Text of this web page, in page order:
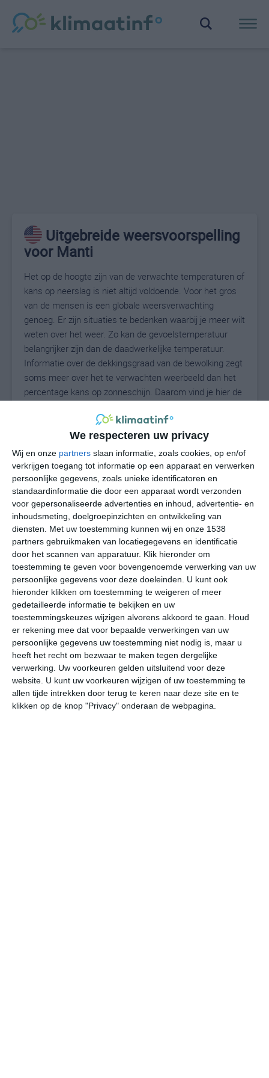
We respecteren uw privacy
Wij en onze partners slaan informatie, zoals cookies, op en/of
verkrijgen toegang tot informatie op een apparaat en verwerken
persoonlijke gegevens, zoals unieke identificatoren en
standaardinformatie die door een apparaat wordt verzonden
voor gepersonaliseerde advertenties en inhoud, advertentie- en
inhoudsmeting, doelgroepinzichten en ontwikkeling van
diensten.
Met uw toestemming kunnen wij en onze 1538
partners gebruikmaken van locatiegegevens en identificatie
door het scannen van apparatuur. Klik hieronder om
toestemming te geven voor bovengenoemde verwerking van uw
persoonlijke gegevens voor deze doeleinden. U kunt ook
hieronder klikken om toestemming te weigeren of meer
gedetailleerde informatie te bekijken en uw
toestemmingskeuzes wijzigen alvorens akkoord te gaan.
Houd
er rekening mee dat voor bepaalde verwerkingen van uw
persoonlijke gegevens uw toestemming niet nodig is, maar u
heeft het recht om bezwaar te maken tegen dergelijke
verwerking. Uw voorkeuren gelden uitsluitend voor deze
website. U kunt uw voorkeuren wijzigen of uw toestemming te
allen tijde intrekken door terug te keren naar deze site en te
klikken op de knop "Privacy" onderaan de webpagina.
Uitgebreide weersvoorspelling
voor Manti
Het op de hoogte zijn van de verwachte temperaturen of
kans op neerslag is niet altijd voldoende. Voor het gros
van de mensen is een globale weersverwachting
genoeg. Er zijn situaties te bedenken waarbij je meer wilt
weten over het weer. Zo kan de gevoelstemperatuur
belangrijker zijn dan de daadwerkelijke temperatuur.
Informatie over de dekkingsgraad van de bewolking zegt
soms meer over het te verwachten weerbeeld dan het
percentage kans op zonneschijn. Daarom vind je hier de
25°C
undefined
33° 19°
ma
33° 17°
di
32° 17°
wo
28° 16° 26°
20°C 21°C 29°C 32°C 31°C
06:00 09:00 12:00 15:00 18:00
06:00 09:00 12:00 15:00 18:00